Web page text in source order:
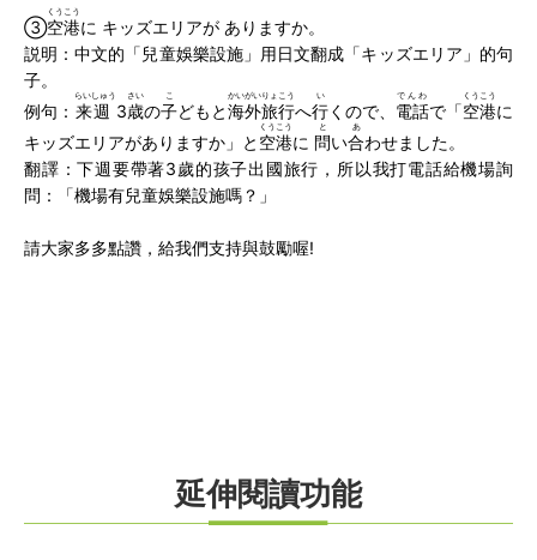
③空港
くうこう
に キッズエリアが ありますか。
説明：中文的「兒童娛樂設施」用日文翻成「キッズエリア」的句
子。
例句： 来週
らいしゅう
3歳
さい
の子
こ
どもと海外旅行
かいがいりょこう
へ行
い
くので、 電話
でんわ
で「空港
くうこう
に
キッズエリアがありますか」と 空港
くうこう
に 問
と
い合
あ
わせました。
翻譯：下週要帶著3歲的孩子出國旅行，所以我打電話給機場詢
問：「機場有兒童娛樂設施嗎？」
請大家多多點讚，給我們支持與鼓勵喔!
延伸閱讀功能